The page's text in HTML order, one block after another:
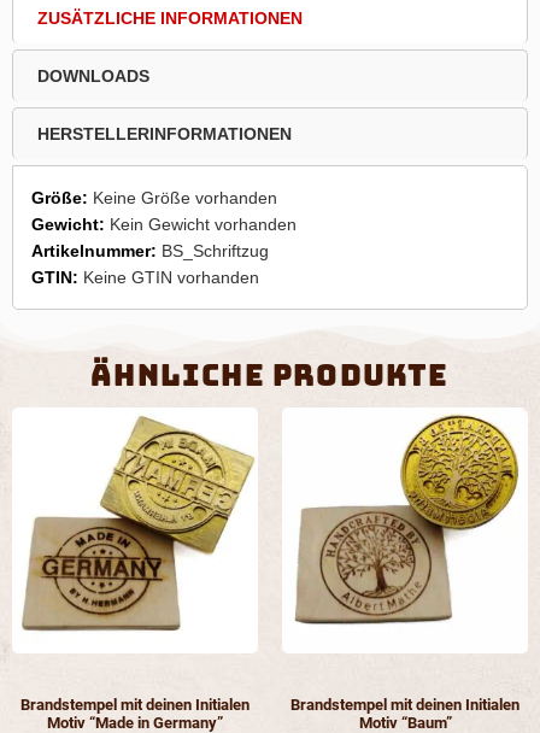
ZUSÄTZLICHE INFORMATIONEN
DOWNLOADS
HERSTELLERINFORMATIONEN
Größe: Keine Größe vorhanden
Gewicht: Kein Gewicht vorhanden
Artikelnummer: BS_Schriftzug
GTIN: Keine GTIN vorhanden
Ähnliche Produkte
Brandstempel mit deinen Initialen
Motiv “Made in Germany”
Produkt
weist
mehrere
Varianten
Optionen
auf
ProduktseiteBrandstempel mit deinen Initialen
Motiv “Baum”
weist
auf